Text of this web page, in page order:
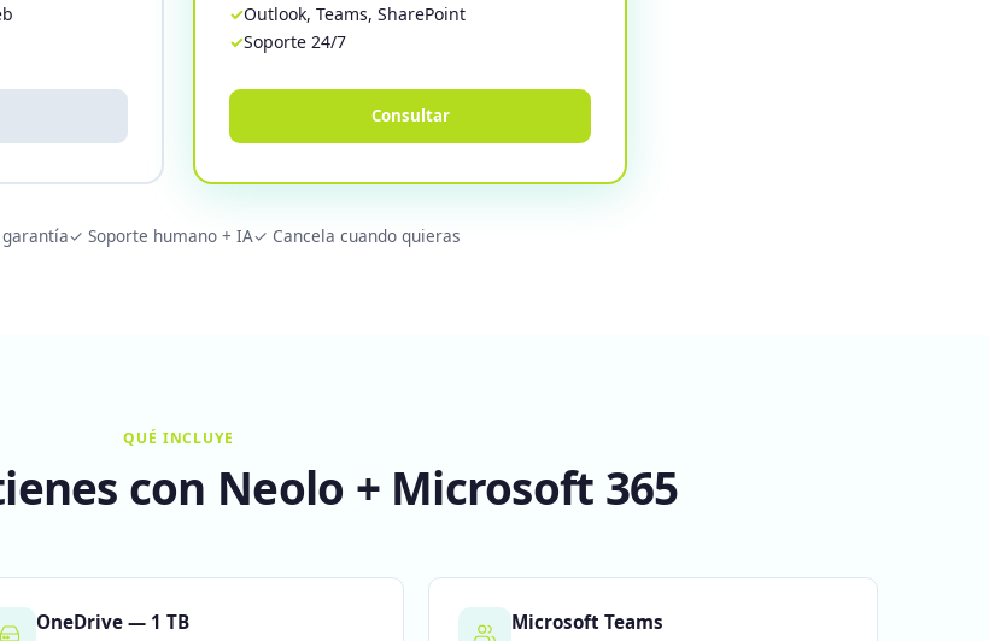
Outlook, Teams, SharePoint
Soporte 24/7
Consultar
✓ Soporte humano + IA✓ Cancela cuando quieras
QUÉ INCLUYE
con Neolo + Microsoft 365
OneDrive — 1 TB Microsoft Teams